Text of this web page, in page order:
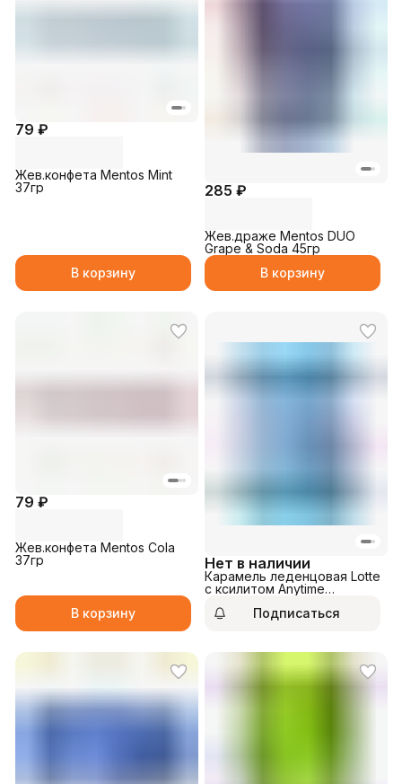
79 ₽
Жев.конфета Mentos Mint
37гр
В корзину
285 ₽
Жев.драже Mentos DUO
Grape & Soda 45гр
В корзину
79 ₽
Жев.конфета Mentos Cola
37гр
В корзину
Нет в наличии
Карамель леденцовая Lotte
с ксилитом Anytime
Подписаться